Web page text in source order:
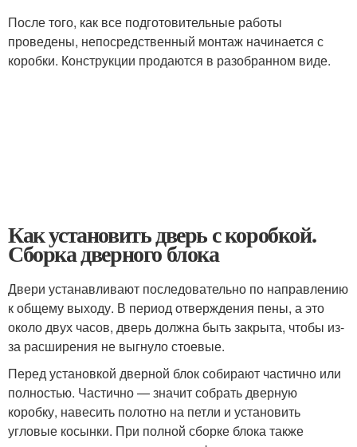
После того, как все подготовительные работы
проведены, непосредственный монтаж начинается с
коробки. Конструкции продаются в разобранном виде.
Как установить дверь с коробкой.
Сборка дверного блока
Двери устанавливают последовательно по направлению
к общему выходу. В период отверждения пены, а это
около двух часов, дверь должна быть закрыта, чтобы из-
за расширения не выгнуло стоевые.
Перед установкой дверной блок собирают частично или
полностью. Частично — значит собрать дверную
коробку, навесить полотно на петли и установить
угловые косынки. При полной сборке блока также